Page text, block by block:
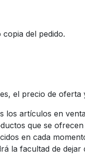
del pedido.
el precio de oferta
artículos en
que se
en cada
la facultad de